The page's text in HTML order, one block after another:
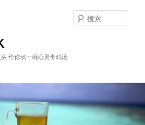
给你熬一碗心灵毒鸡汤
索